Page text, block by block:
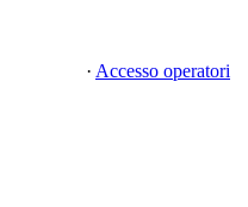
· Accesso operatori